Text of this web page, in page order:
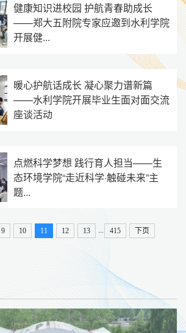
健康知识进校园 护航青春助成长
——郑大五附院专家应邀到水利学院
开展健...
暖心护航话成长 凝心聚力谱新篇
——水利学院开展毕业生面对面交流
座谈活动
点燃科学梦想 践行育人担当——生
态环境学院“走近科学·触碰未来”主
题...
9 10 11 12 13 ... 415 下页